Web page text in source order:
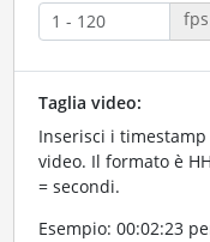
Taglia video:
Inserisci i
video. Il formato è
= secondi.
Esempio: 00:02:23